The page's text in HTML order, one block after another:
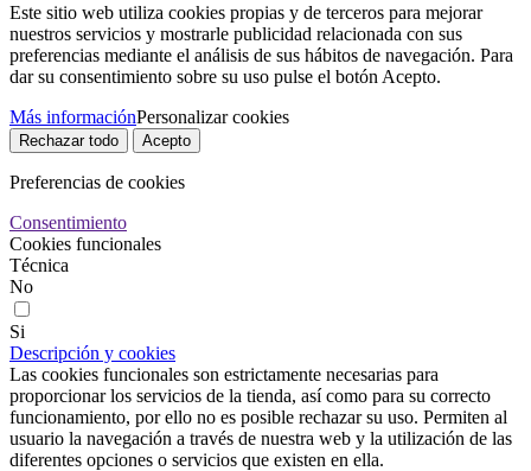
Este sitio web utiliza cookies propias y de terceros para mejorar
nuestros servicios y mostrarle publicidad relacionada con sus
preferencias mediante el análisis de sus hábitos de navegación. Para
dar su consentimiento sobre su uso pulse el botón Acepto.
Más informaciónPersonalizar cookies
Rechazar todo Acepto
Preferencias de cookies
Consentimiento
Cookies funcionales
Técnica
No
Si
Descripción y cookies
Las cookies funcionales son estrictamente necesarias para
proporcionar los servicios de la tienda, así como para su correcto
funcionamiento, por ello no es posible rechazar su uso. Permiten al
usuario la navegación a través de nuestra web y la utilización de las
diferentes opciones o servicios que existen en ella.